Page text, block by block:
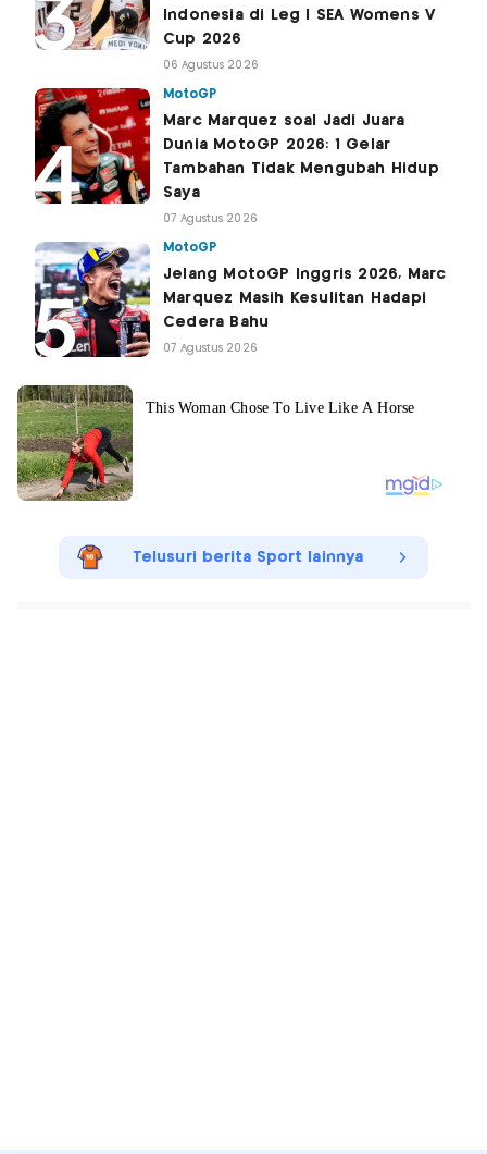
Indonesia di Leg I SEA Womens V
Cup 2026
06 Agustus 2026
MotoGP
Marc Marquez soal Jadi Juara
Dunia MotoGP 2026: 1 Gelar
Tambahan Tidak Mengubah Hidup
Saya
07 Agustus 2026
MotoGP
Jelang MotoGP Inggris 2026, Marc
Marquez Masih Kesulitan Hadapi
Cedera Bahu
07 Agustus 2026
Telusuri berita Sport lainnya